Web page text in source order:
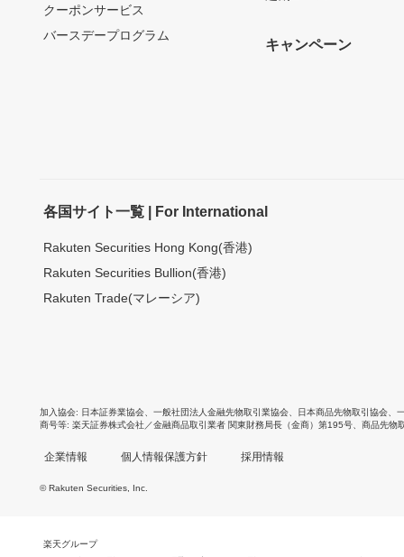
クーポンサービス
バースデープログラム
キャンペーン
各国サイト一覧 | For International
Rakuten Securities Hong Kong(香港)
Rakuten Securities Bullion(香港)
Rakuten Trade(マレーシア)
加入協会 日本証券業協会 一般社団法人金融先物取引業協会 日本商品先物取引協会
商号等 楽天証券株式会社／金融商品取引業者 関東財務局長（金商）第195号、商品先物
企業情報 個人情報保護方針 採用情報
© Rakuten Securities, Inc.
楽天グループ